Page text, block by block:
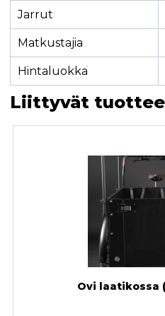
Jarrut
Matkustajia
Hintaluokka
Liittyvät
Ovi laatikossa